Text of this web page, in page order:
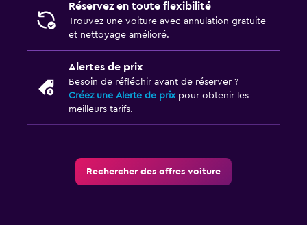
Réservez en toute flexibilité
Trouvez une voiture avec annulation gratuite
et nettoyage amélioré.
Alertes de prix
Besoin de réfléchir avant de réserver ?
Créez une Alerte de prixpour obtenir les
meilleurs tarifs.
Rechercher des offres voiture